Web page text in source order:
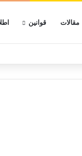
مقالات قوانین